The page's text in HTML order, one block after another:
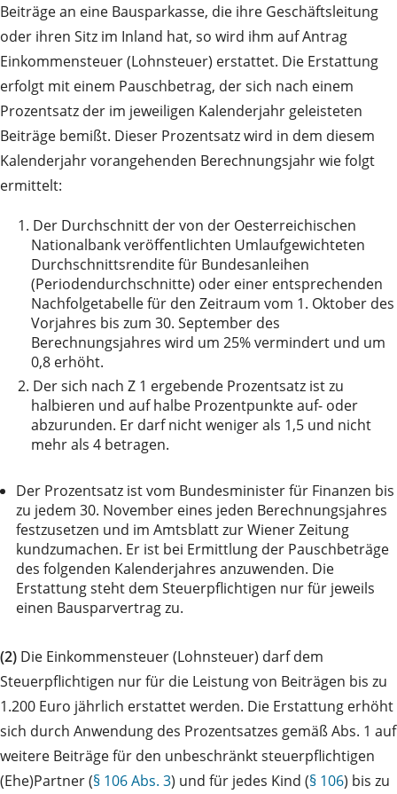
Beiträge an eine Bausparkasse, die ihre Geschäftsleitung
oder ihren Sitz im Inland hat, so wird ihm auf Antrag
Einkommensteuer (Lohnsteuer) erstattet. Die Erstattung
erfolgt mit einem Pauschbetrag, der sich nach einem
Prozentsatz der im jeweiligen Kalenderjahr geleisteten
Beiträge bemißt. Dieser Prozentsatz wird in dem diesem
Kalenderjahr vorangehenden Berechnungsjahr wie folgt
ermittelt:
1. Der Durchschnitt der von der Oesterreichischen
Nationalbank veröffentlichten Umlaufgewichteten
Durchschnittsrendite für Bundesanleihen
(Periodendurchschnitte) oder einer entsprechenden
Nachfolgetabelle für den Zeitraum vom 1. Oktober des
Vorjahres bis zum 30. September des
Berechnungsjahres wird um 25% vermindert und um
0,8 erhöht.
2. Der sich nach Z 1 ergebende Prozentsatz ist zu
halbieren und auf halbe Prozentpunkte auf- oder
abzurunden. Er darf nicht weniger als 1,5 und nicht
mehr als 4 betragen.
Der Prozentsatz ist vom Bundesminister für Finanzen bis
zu jedem 30. November eines jeden Berechnungsjahres
festzusetzen und im Amtsblatt zur Wiener Zeitung
kundzumachen. Er ist bei Ermittlung der Pauschbeträge
des folgenden Kalenderjahres anzuwenden. Die
Erstattung steht dem Steuerpflichtigen nur für jeweils
einen Bausparvertrag zu.
(2) Die Einkommensteuer (Lohnsteuer) darf dem
Steuerpflichtigen nur für die Leistung von Beiträgen bis zu
1.200 Euro jährlich erstattet werden. Die Erstattung erhöht
sich durch Anwendung des Prozentsatzes gemäß Abs. 1 auf
weitere Beiträge für den unbeschränkt steuerpflichtigen
(Ehe)Partner (§ 106 Abs. 3) und für jedes Kind (§ 106) bis zu